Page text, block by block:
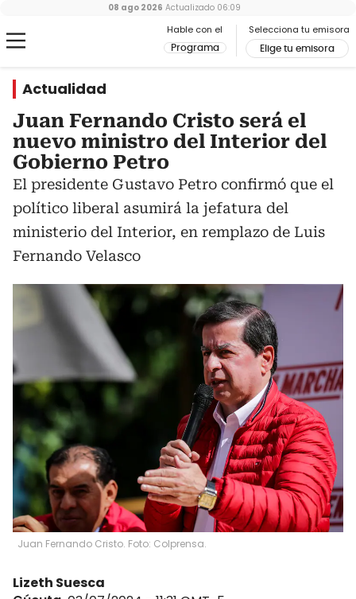
Hable con el
Programa
Selecciona tu emisora
Elige tu emisora
08 ago 2026 Actualizado 06:09
Actualidad
Juan Fernando Cristo será el
nuevo ministro del Interior del
Gobierno Petro
El presidente Gustavo Petro confirmó que el
político liberal asumirá la jefatura del
ministerio del Interior, en remplazo de Luis
Fernando Velasco
Juan Fernando Cristo. Foto: Colprensa.
Lizeth Suesca